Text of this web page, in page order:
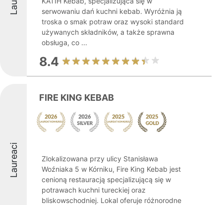
serwowaniu dań kuchni kebab. Wyróżnia ją
troska o smak potraw oraz wysoki standard
używanych składników, a także sprawna
obsługa, co ...
8.4
Laureaci
FIRE KING KEBAB
Zlokalizowana przy ulicy Stanisława
Woźniaka 5 w Kórniku, Fire King Kebab jest
cenioną restauracją specjalizującą się w
potrawach kuchni tureckiej oraz
bliskowschodniej. Lokal oferuje różnorodne